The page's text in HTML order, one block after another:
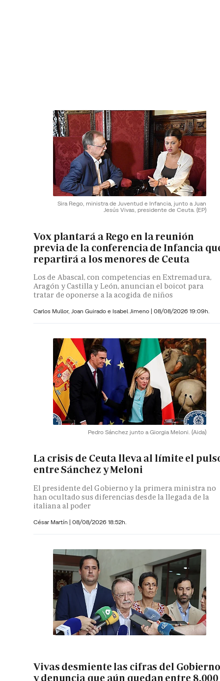
Sira Rego, ministra de Juventud e Infancia, junto a Juan
Jesús Vivas, presidente de Ceuta. (EP)
Vox plantará a Rego en la reunión
previa de la conferencia de Infancia
repartirá a los menores de Ceuta
Los de Abascal, con competencias en Extremadura,
Aragón y Castilla y León, anuncian el boicot para
tratar de oponerse a la acogida de niños
Carlos Mullor, Joan Guirado e Isabel Jimeno | 08/08/2026 19:09h.
Pedro Sánchez junto a Giorgia Meloni. (Aida)
La crisis de Ceuta lleva al límite el
entre Sánchez y Meloni
El presidente del Gobierno y la primera ministra no
han ocultado sus diferencias desde la llegada de la
italiana al poder
César Martín | 08/08/2026 18:52h.
Vivas desmiente las cifras del
y denuncia que aún quedan entre 8.000